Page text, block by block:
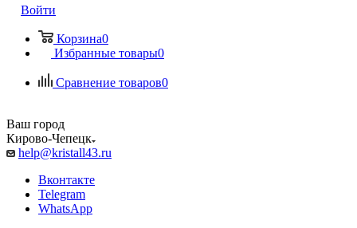
Войти
Корзина0
Избранные товары0
Сравнение товаров0
Ваш город
Кирово-Чепецк
help@kristall43.ru
Вконтакте
Telegram
WhatsApp